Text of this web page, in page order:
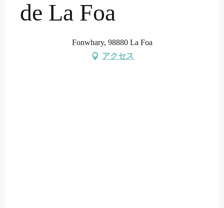
de La Foa
Fonwhary, 98880 La Foa
アクセス